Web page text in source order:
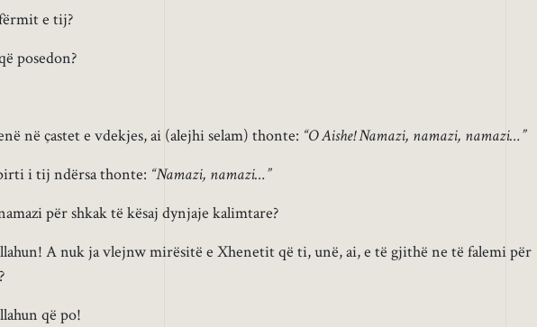
e tij?
posedon?
në çastet e vdekjes, ai (alejhi selam) thonte: “O Aishe! Namazi, namazi, namazi…”
i tij ndërsa thonte: “Namazi, namazi…”
për shkak të kësaj dynjaje kalimtare?
A nuk ja vlejnw mirësitë e Xhenetit që ti, unë, ai, e të gjithë ne të falemi për
që po!